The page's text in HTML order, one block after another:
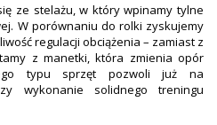
ze stelażu, w który wpinamy tylne
W porównaniu do rolki zyskujemy
regulacji obciążenia – zamiast z
z manetki, która zmienia opór
typu sprzęt pozwoli już na
wykonanie solidnego treningu